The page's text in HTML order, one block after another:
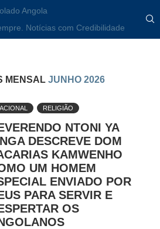
Notícias com Credibilidade
MENSAL JUNHO 2026
RELIGIÃO
NTONI YA
DESCREVE DOM
KAMWENHO
UM HOMEM
ENVIADO POR
PARA SERVIR E
OS